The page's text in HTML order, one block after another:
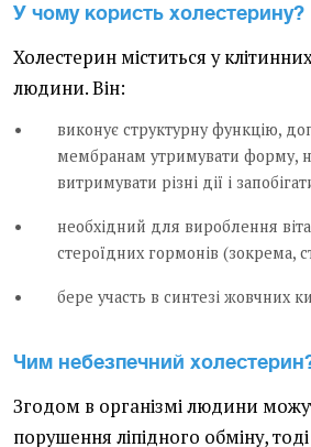
У чому користь холестерину?
Холестерин міститься у
людини. Він:
виконує структурну функцію,
мембранам утримувати форму,
витримувати різні дії і
необхідний для вироблення
стероїдних гормонів (зокрема,
бере участь в синтезі жовчних
Чим небезпечний
Згодом в організмі людини
порушення ліпідного обміну,